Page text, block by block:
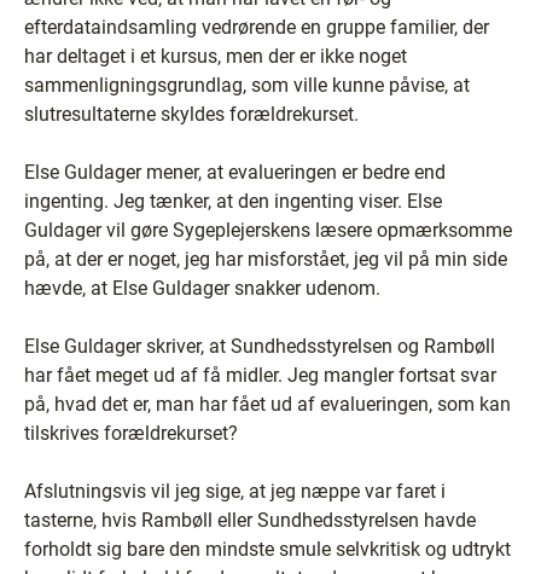
efterdataindsamling vedrørende en gruppe familier, der
har deltaget i et kursus, men der er ikke noget
sammenligningsgrundlag, som ville kunne påvise, at
slutresultaterne skyldes forældrekurset.
Else Guldager mener, at evalueringen er bedre end
ingenting. Jeg tænker, at den ingenting viser. Else
Guldager vil gøre Sygeplejerskens læsere opmærksomme
på, at der er noget, jeg har misforstået, jeg vil på min side
hævde, at Else Guldager snakker udenom.
Else Guldager skriver, at Sundhedsstyrelsen og Rambøll
har fået meget ud af få midler. Jeg mangler fortsat svar
på, hvad det er, man har fået ud af evalueringen, som kan
tilskrives forældrekurset?
Afslutningsvis vil jeg sige, at jeg næppe var faret i
tasterne, hvis Rambøll eller Sundhedsstyrelsen havde
forholdt sig bare den mindste smule selvkritisk og udtrykt